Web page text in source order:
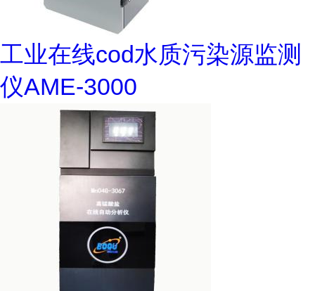
工业在线cod水质污染源监测
仪AME-3000